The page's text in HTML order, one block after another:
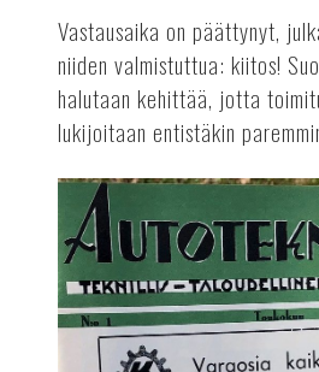
Vastausaika on päättynyt,
niiden valmistuttua: kiitos!
halutaan kehittää, jotta
lukijoitaan entistäkin
Suomen
Autolehti
90
vuotta!